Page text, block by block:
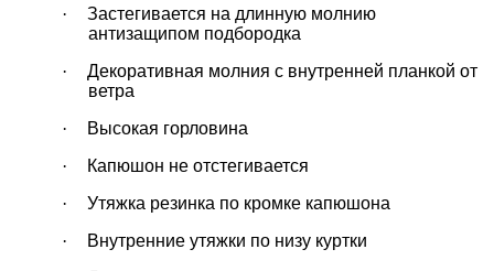
·
Застегивается на длинную молнию
антизащипом подбородка
·
Декоративная молния с внутренней планкой от
ветра
·
Высокая горловина
·
Капюшон не отстегивается
·
Утяжка резинка по кромке капюшона
·
Внутренние утяжки по низу куртки